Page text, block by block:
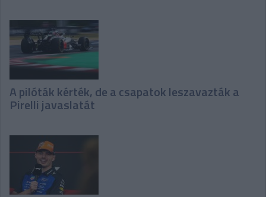
A pilóták kérték, de a csapatok leszavazták a
Pirelli javaslatát